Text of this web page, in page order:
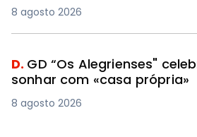
8 agosto 2026
D. GD “Os Alegrienses"
sonhar com «casa própria»
8 agosto 2026